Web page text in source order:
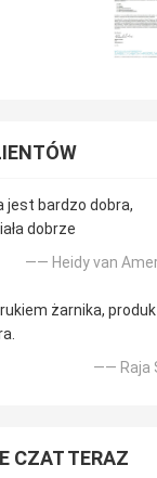
jest bardzo dobra,
dobrze
—— Heidy van
żarnika,
—— Raja
CZAT TERAZ